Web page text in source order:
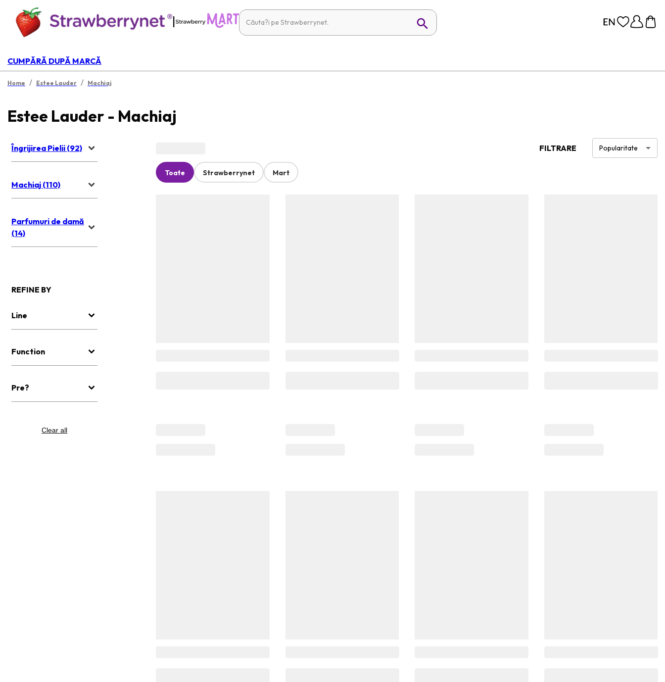
|
CUMPĂRĂ DUPĂ MARCĂ
Home / Estee Lauder / Machiaj
Estee Lauder - Machiaj
Îngrijirea Pielii (92)
Machiaj (110)
Parfumuri de damă
(14)
REFINE BY
Line
Function
Pre?
Clear all
FILTRARE Popularitate
Toate Strawberrynet Mart